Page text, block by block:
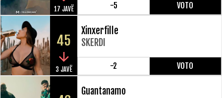
17 JAVË -5 VOTO
45
3 JAVË
Xinxerfille
SKERDI
-2 VOTO
Guantanamo